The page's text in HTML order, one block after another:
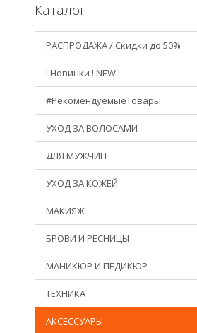
АКСЕССУАРЫ
Каталог
РАСПРОДАЖА / Скидки до 50%
! Новинки ! NEW !
#РекомендуемыеТовары
УХОД ЗА ВОЛОСАМИ
ДЛЯ МУЖЧИН
УХОД ЗА КОЖЕЙ
МАКИЯЖ
БРОВИ И РЕСНИЦЫ
МАНИКЮР И ПЕДИКЮР
ТЕХНИКА
АКСЕССУАРЫ